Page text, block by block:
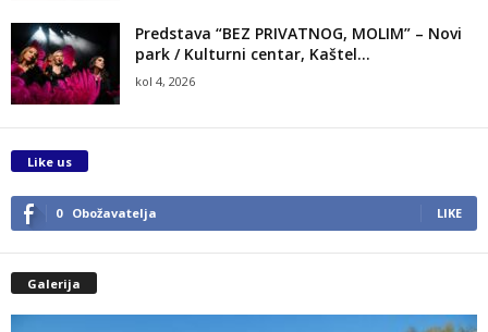
Predstava “BEZ PRIVATNOG, MOLIM” – Novi
park / Kulturni centar, Kaštel...
kol 4, 2026
Like us
0 Obožavatelja LIKE
Galerija